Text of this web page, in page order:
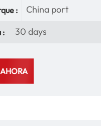
: China port
: 30 days